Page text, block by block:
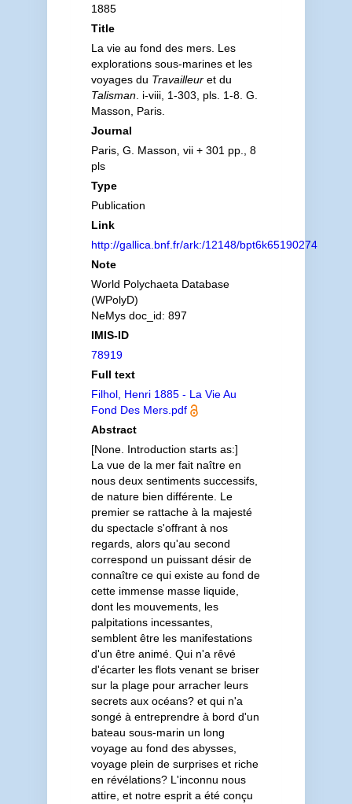
1885
Title
La vie au fond des mers. Les
explorations sous-marines et les
voyages du Travailleuret du
Talisman. i-viii, 1-303, pls. 1-8. G.
Masson, Paris.
Journal
Paris, G. Masson, vii + 301 pp., 8
pls
Type
Publication
Link
http://gallica.bnf.fr/ark:/12148/bpt6k65190274
Note
World Polychaeta Database
(WPolyD)
NeMys doc_id: 897
IMIS-ID
78919
Full text
Filhol, Henri 1885 - La Vie Au
Fond Des Mers.pdf
Abstract
[None. Introduction starts as:]
La vue de la mer fait naître en
nous deux sentiments successifs,
de nature bien différente. Le
premier se rattache à la majesté
du spectacle s'offrant à nos
regards, alors qu'au second
correspond un puissant désir de
connaître ce qui existe au fond de
cette immense masse liquide,
dont les mouvements, les
palpitations incessantes,
semblent être les manifestations
d'un être animé. Qui n'a rêvé
d'écarter les flots venant se briser
sur la plage pour arracher leurs
secrets aux océans? et qui n'a
songé à entreprendre à bord d'un
bateau sous-marin un long
voyage au fond des abysses,
voyage plein de surprises et riche
en révélations? L'inconnu nous
attire, et notre esprit a été conçu